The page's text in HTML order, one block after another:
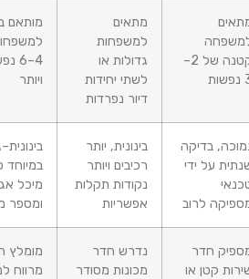
קטנה של 2–
למשפחות
גדולות או
לשתי יחידות
דיור נפרדות
מותאם במיוחד
למשפחות של
4–6 נפשות
ויותר
בינונית, יותר
רכיבים ויותר
נקודות תקלות
אפשריות
בינונית–גבוהה,
במיוחד כשיש
מיכל אגירה
ומספר מעגלים
או
נדרש חדר
מכונות מסודר
מומלץ חדר
מרווח למיכל